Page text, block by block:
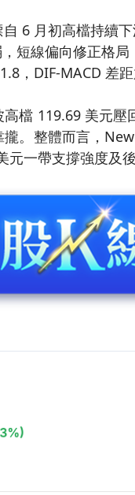
6 月初高檔持續
短線偏向修正格
，DIF-MACD 差
檔 119.69 美元
攏。整體而言，
一帶支撐強度及後